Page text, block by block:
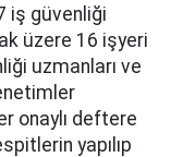
iş güvenliği
üzere 16 işyeri
uzmanları ve
onaylı deftere
yapılıp